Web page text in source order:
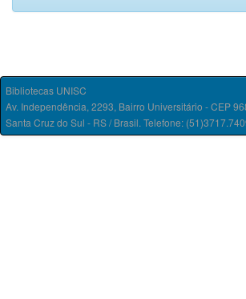
Bibliotecas UNISC
Av. Independência, 2293, Bairro Universitário - CEP
Santa Cruz do Sul - RS / Brasil. Telefone: